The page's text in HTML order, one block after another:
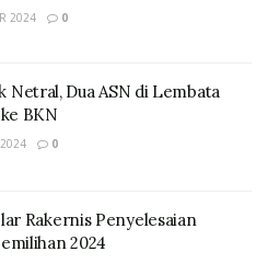
2024 0
Netral, Dua ASN di Lembata
BKN
0
Rakernis Penyelesaian
2024